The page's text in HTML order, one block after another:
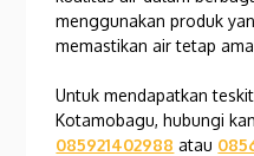
menggunakan produk
memastikan air tetap
Untuk mendapatkan
Kotamobagu, hubungi
085921402988 atau